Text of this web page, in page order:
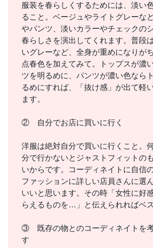
服装を春らしくするためには、淡い
ること。ベージュやライトグレーな
やパンツ、淡いカラーやチェックの
春らしさを演出してくれます。普段
いグレーなど、全身が重めになりが
点春色を加えてみて。トップスが濃
ツを明るめに、パンツが濃い色なら
るめにすれば、「抜け感」が出て軽
ます。
② 自分でお店に買いに行く
洋服は絶対自分で買いに行くこと。
分で行かないとジャストフィットの
いからです。コーディネイトに自信
ファッションに詳しい店員さんに選
いいと思います。その時「女性に好
らえるものを…」と伝えられればベス
③ 既存の物とのコーディネイトを
す